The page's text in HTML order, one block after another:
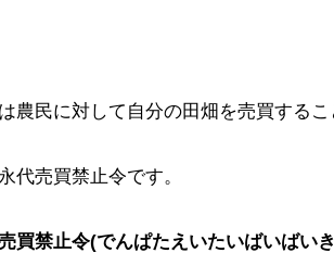
農民に対して自分の田畑を売買するこ
代売買禁止令です。
買禁止令(でんぱたえいたいばいばい